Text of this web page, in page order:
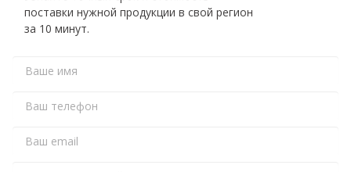
поставки нужной продукции в свой регион
за 10 минут.